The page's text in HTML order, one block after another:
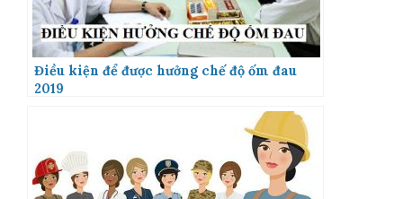
Điều kiện để được hưởng chế độ ốm đau
2019